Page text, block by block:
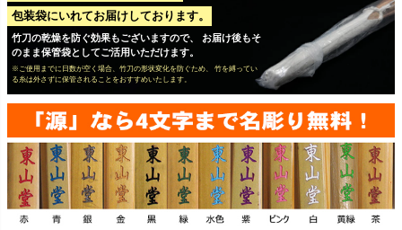
包装袋にいれてお届けしております。
竹刀の乾燥を防ぐ効果もございますので、 お届け後もそ
のまま保管袋としてご活用いただけます。
※ご使用までに日数が空く場合、竹刀の形状変化を防ぐため、 竹を縛ってい
る糸は外さずに保管されることをおすすめいたします。